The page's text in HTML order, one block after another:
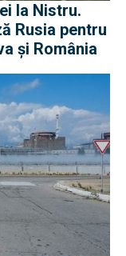
la Nistru.
Rusia pentru
și România